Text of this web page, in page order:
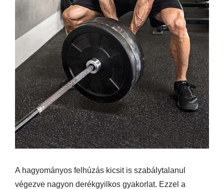
A hagyományos felhúzás kicsit is szabálytalanul
végezve nagyon derékgyilkos gyakorlat. Ezzel a